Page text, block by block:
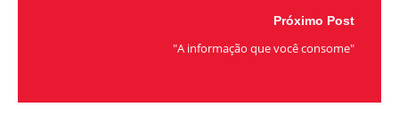
Próximo Post
"A informação que você consome"